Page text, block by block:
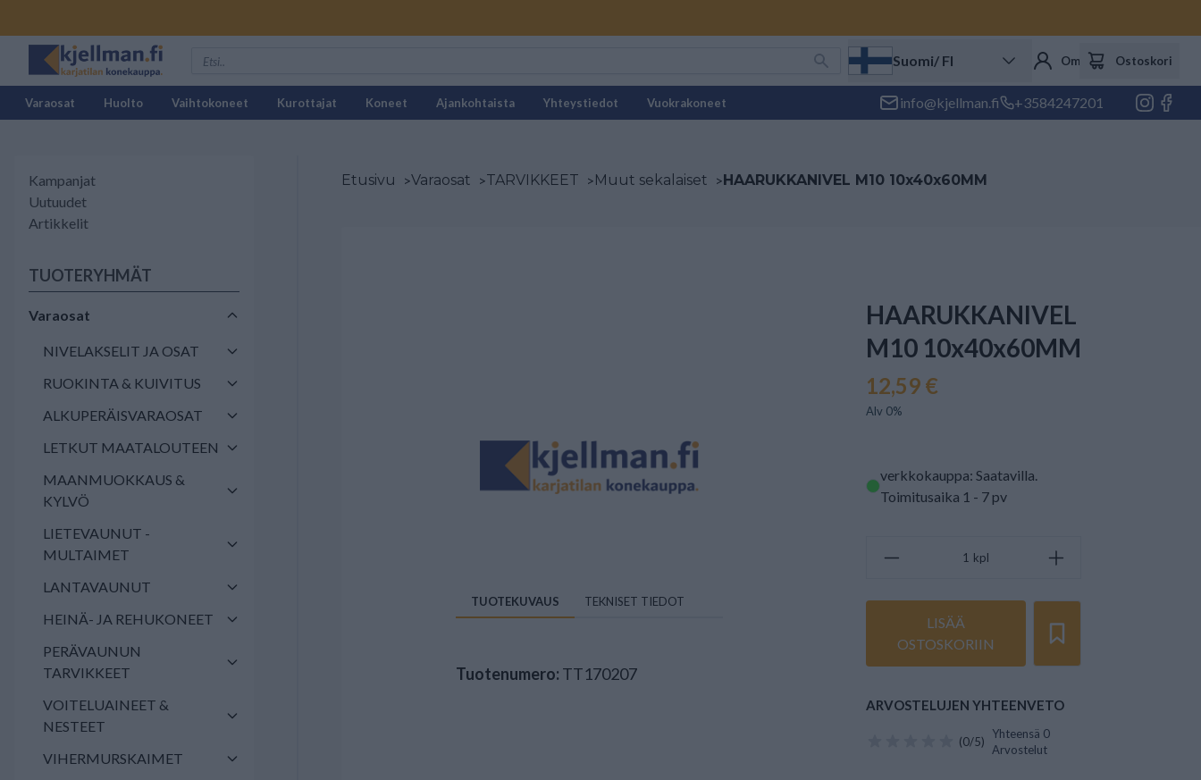
Suomi/ FI Oma tili Ostoskori
Varaosat Huolto Vaihtokoneet Kurottajat Koneet Ajankohtaista Yhteystiedot Vuokrakoneet info@kjellman.fi +3584247201
Kampanjat
Uutuudet
Artikkelit
TUOTERYHMÄT
Varaosat
NIVELAKSELIT JA OSAT
RUOKINTA & KUIVITUS
ALKUPERÄISVARAOSAT
LETKUT MAATALOUTEEN
MAANMUOKKAUS &
KYLVÖ
LIETEVAUNUT -
MULTAIMET
LANTAVAUNUT
HEINÄ- JA REHUKONEET
PERÄVAUNUN
TARVIKKEET
VOITELUAINEET &
NESTEET
VIHERMURSKAIMET
Etusivu >Varaosat >TARVIKKEET >Muut sekalaiset >HAARUKKANIVEL M10 10x40x60MM
TUOTEKUVAUS TEKNISET TIEDOT
Tuotenumero: TT170207
HAARUKKANIVEL
M10 10x40x60MM
12,59 €
Alv 0%
verkkokauppa: Saatavilla.
Toimitusaika 1 - 7 pv
kpl
LISÄÄ
OSTOSKORIIN
ARVOSTELUJEN YHTEENVETO
(0/5)
Yhteensä 0
Arvostelut